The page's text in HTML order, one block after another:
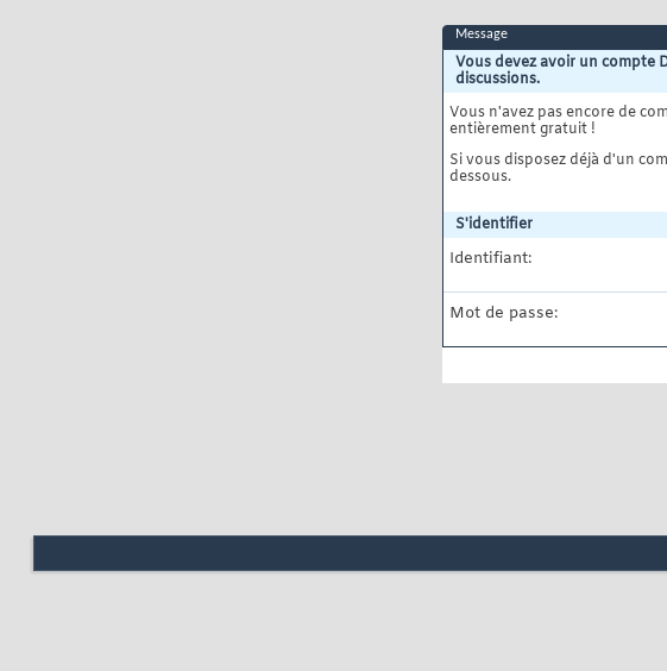
Message
Vous devez avoir un compte
discussions.
Vous n'avez pas encore de
entièrement gratuit !
Si vous disposez déjà d'un
dessous.
S'identifier
Identifiant:
Mot de passe: